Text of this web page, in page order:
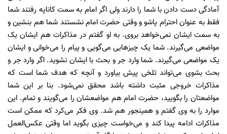
آمادگی دست دادن با شما را دارند ولی اگر امام به سمت کاناپه رفتند شما
فقط به عنوان احترام پاشو و وقتی حضرت امام نشستند شما هم بنشین و
به سمت ایشان نمی‌خواهد بروی. به او گفتم در مذاکرات هم ایشان یک
مواضعی می‌گیرند. شما یک چیزهایی می‌گویی و پیام را می‌خوانی و ایشان
یک مواضعی می‌گیرند. شما وارد جر و بحث با ایشان نشوید. اگر وارد جر و
بحث بشوی می‌تواند تلخی پیش بیاورد و آنچه که هدف شما است که
مذاکرات خروجی مثبت داشته باشد محقق نمی‌شود. بنا بر این شما
مواضعتان را بگویید، حضرت امام هم مواضعشان را می‌گویند و تمام. این
موارد را به وی گفتم و همینجور هم شد. وی فکر می‌کرد که ممکن است
مذاکرات ادامه پیدا کند و می‌خواست چیزی بگوید اما وقتی عکس‌العمل